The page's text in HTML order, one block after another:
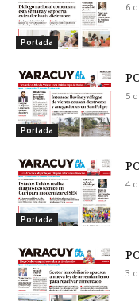
Portada
6
Portada
5
Portada
4
3